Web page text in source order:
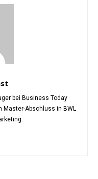
bei Business Today
Master-Abschluss in BWL